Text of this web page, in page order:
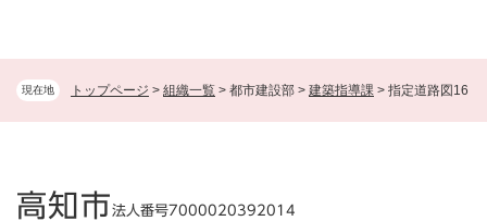
現在地 トップページ > 組織一覧 > 都市建設部 > 建築指導課 > 指定道路図16
高知市法人番号7000020392014